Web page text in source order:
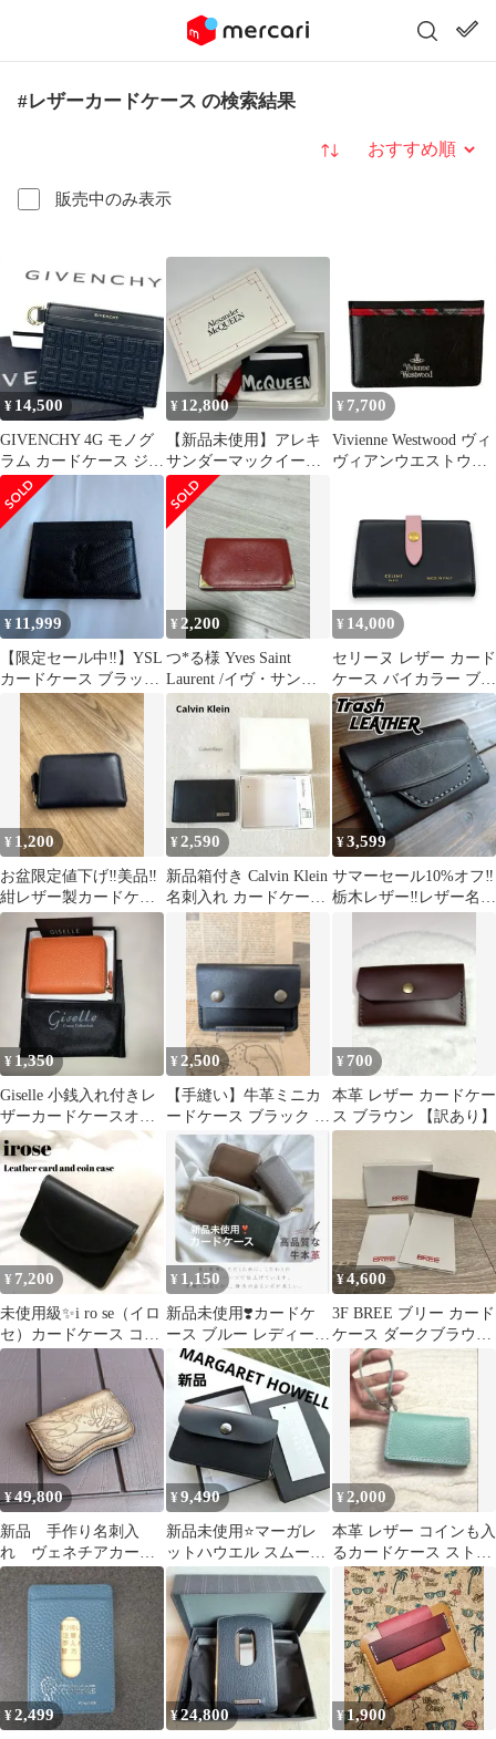
#レザーカードケース の検索結果
販売中のみ表示
並び替え
¥ 14,500
GIVENCHY 4G モノグ
ラム カードケース ジャ
カード ゴールド金具
¥ 12,800
【新品未使用】アレキ
サンダーマックイーン
グラフィティ カードケ
ース レザー 黒
¥ 7,700
Vivienne Westwood ヴィ
ヴィアンウエストウッ
¥ 11,999
【限定セール中‼️】YSL
カードケース ブラック
レザー 名刺入れ サンロ
ーラン
¥ 2,200
つ*る様 Yves Saint
Laurent /イヴ・サンロ
¥ 14,000
セリーヌ レザー カード
ケース バイカラー ブラ
ック ピンク 名刺入れ
スナップ
¥ 1,200
お盆限定値下げ‼️美品‼️
紺レザー製カードケー
ス
¥2,590
新品箱付き Calvin Klein
名刺入れ カードケース
ブラック レザー
¥3,599
サマーセール10%オフ‼️
栃木レザー‼️レザー名刺
¥ 1,350
Giselle 小銭入れ付きレ
ザーカードケースオレ
ンジ
¥ 2,500
【手縫い】牛革ミニカ
ードケース ブラック ス
リムウォレット ヴィ
ンセント
¥ 700
本革 レザー カードケー
ス ブラウン 【訳あり】
¥ 7,200
未使用級✨️i ro se（イロ
セ）カードケース コイ
ンケース ブラック箱
¥ 1,150
新品未使用❣️カードケ
ース ブルー レディース
財布 本革 スキミング防
止
¥4,600
3F BREE ブリー カード
ケース ダークブラウン
本革 名刺入れ ギフト
¥49,800
新品 手作り名刺入
れ ヴェネチアカーフ
レザー スクリットレザ
ー使用 グレージュ系パ
ティーヌ LAWREN Pod
モデルベース ハンドメ
イド カードホルダー
カードケース ダブルマ
グネット仕様 一点物 レ
ザーカードケース
¥9,490
新品未使用⭐マーガレ
ットハウエル スムース
レザーカードケース ウ
ォレット財布 黒
¥ 2,000
本革 レザー コインも入
るカードケース ストラ
ップ付き
¥2,499 ¥24,800 ¥1,900